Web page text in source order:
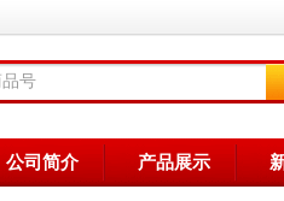
公司简介 产品展示